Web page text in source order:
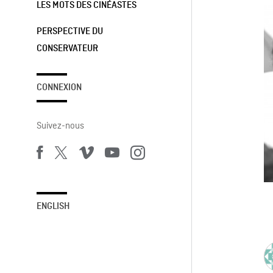
LES MOTS DES CINÉASTES
PERSPECTIVE DU
CONSERVATEUR
CONNEXION
Suivez-nous
ENGLISH